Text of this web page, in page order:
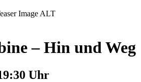
– Hin und Weg
Uhr